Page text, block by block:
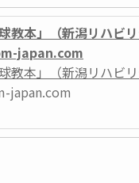
教本」（新潟リハビ
japan.com
教本」（新潟リハビ
japan.com